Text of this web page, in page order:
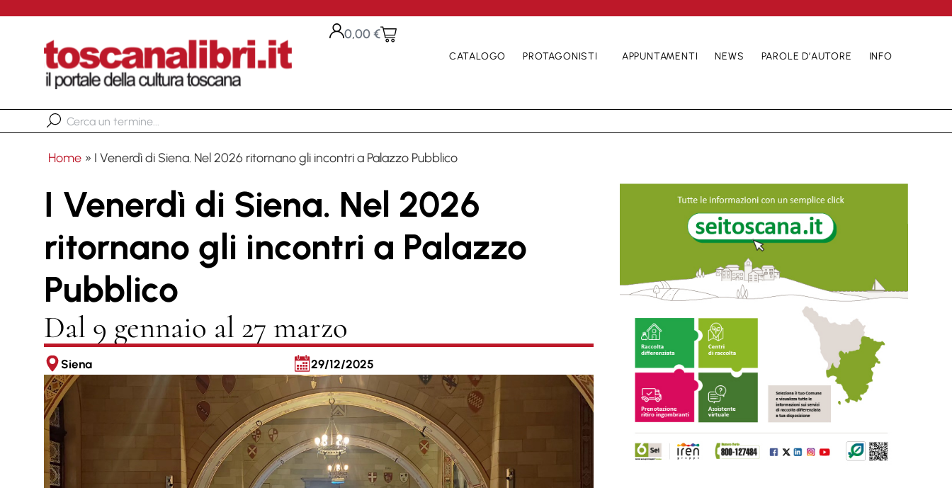
0,00€
CATALOGO PROTAGONISTI APPUNTAMENTI NEWS PAROLE D’AUTORE INFO
Home » I Venerdì di Siena. Nel 2026 ritornano gli incontri a Palazzo Pubblico
I Venerdì di Siena. Nel 2026
ritornano gli incontri a Palazzo
Pubblico
Dal 9 gennaio al 27 marzo
Siena 29/12/2025